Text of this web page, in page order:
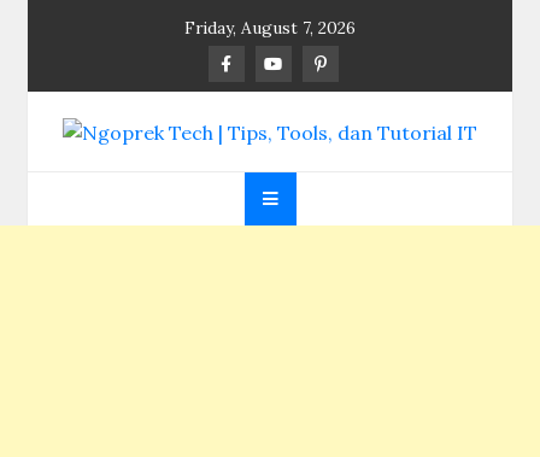
Friday, August 7, 2026
Ngoprek Tech | Tips,
Tools, dan Tutorial